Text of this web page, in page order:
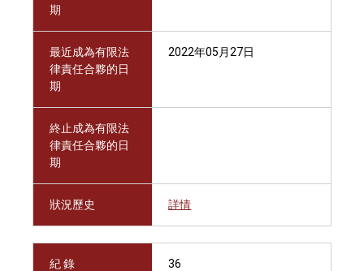
期
最近成為有限法
律責任合夥的日
期
2022年05月27日
終止成為有限法
律責任合夥的日
期
狀況歷史 詳情
紀 錄 36